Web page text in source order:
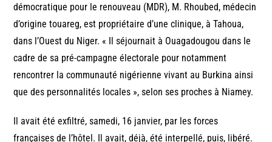
démocratique pour le renouveau (MDR), M. Rhoubed, médecin
d’origine touareg, est propriétaire d’une clinique, à Tahoua,
dans l’Ouest du Niger. « Il séjournait à Ouagadougou dans le
cadre de sa pré-campagne électorale pour notamment
rencontrer la communauté nigérienne vivant au Burkina ainsi
que des personnalités locales », selon ses proches à Niamey.
Il avait été exfiltré, samedi, 16 janvier, par les forces
françaises de l’hôtel. Il avait, déjà, été interpellé, puis, libéré.